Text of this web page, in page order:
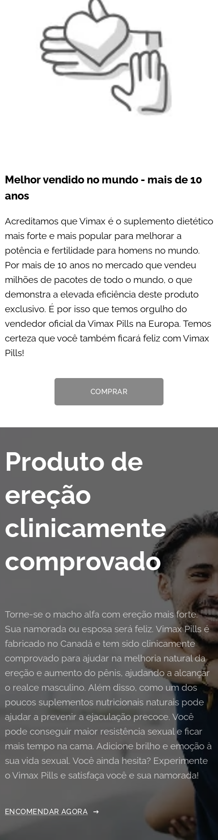
Melhor vendido no mundo - mais de 10
anos
Acreditamos que Vimax é o suplemento dietético
mais forte e mais popular para melhorar a
potência e fertilidade para homens no mundo.
Por mais de 10 anos no mercado que vendeu
milhões de pacotes de todo o mundo, o que
demonstra a elevada eficiência deste produto
exclusivo. É por isso que temos orgulho do
vendedor oficial da Vimax Pills na Europa. Temos
certeza que você também ficará feliz com Vimax
Pills!
COMPRAR
Produto de
ereção
clinicamente
comprovado
Torne-se o macho alfa com ereção mais forte.
Sua namorada ou esposa será feliz. Vimax Pills é
fabricado no Canadá e tem sido clinicamente
comprovado para ajudar na melhoria natural da
ereção e aumento do pênis, ajudando a alcançar
o realce masculino. Além disso, como um dos
poucos suplementos nutricionais naturais pode
ajudar a prevenir a ejaculação precoce. Você
pode conseguir maior resistência sexual e ficar
mais tempo na cama. Adicione brilho e emoção à
sua vida sexual. Você ainda hesita? Experimente
o Vimax Pills e satisfaça você e sua namorada!
ENCOMENDAR AGORA